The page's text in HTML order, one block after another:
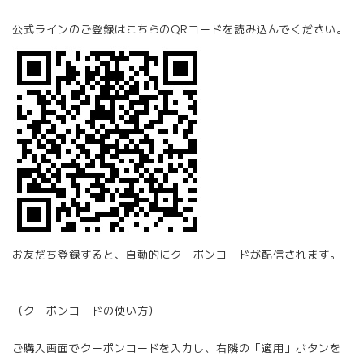
公式ラインのご登録はこちらのQRコードを読み込んでください。
お友だち登録すると、自動的にクーポンコードが配信されます。
（クーポンコードの使い方）
ご購入画面でクーポンコードを入力し、右隣の「適用」ボタンを